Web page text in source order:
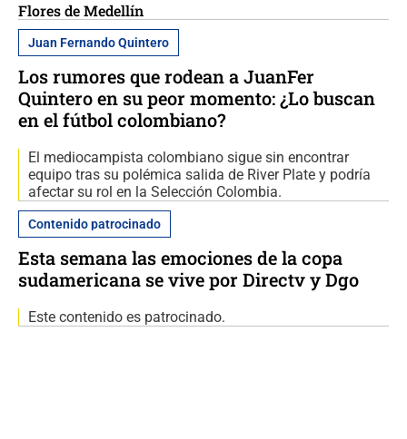
Flores de Medellín
Juan Fernando Quintero
Los rumores que rodean a JuanFer
Quintero en su peor momento: ¿Lo buscan
en el fútbol colombiano?
El mediocampista colombiano sigue sin encontrar
equipo tras su polémica salida de River Plate y podría
afectar su rol en la Selección Colombia.
Contenido patrocinado
Esta semana las emociones de la copa
sudamericana se vive por Directv y Dgo
Este contenido es patrocinado.